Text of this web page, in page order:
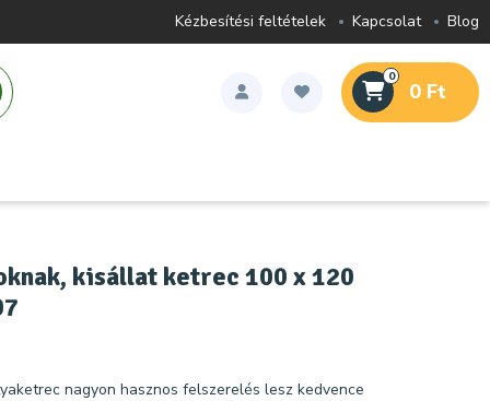
Kézbesítési feltételek Kapcsolat Blog
0
0 Ft
kisállat ketrec 100 x 120
nagyon hasznos felszerelés lesz kedvence